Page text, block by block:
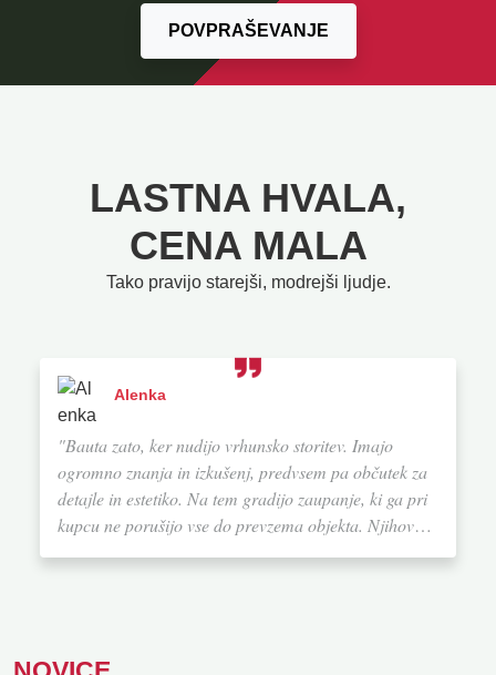
POVPRAŠEVANJE
LASTNA HVALA,
CENA MALA
Tako pravijo starejši, modrejši ljudje.
Alenka
"Bauta zato, ker nudijo vrhunsko storitev. Imajo
ogromno znanja in izkušenj, predvsem pa občutek za
detajle in estetiko. Na tem gradijo zaupanje, ki ga pri
kupcu ne porušijo vse do prevzema objekta. Njihovo